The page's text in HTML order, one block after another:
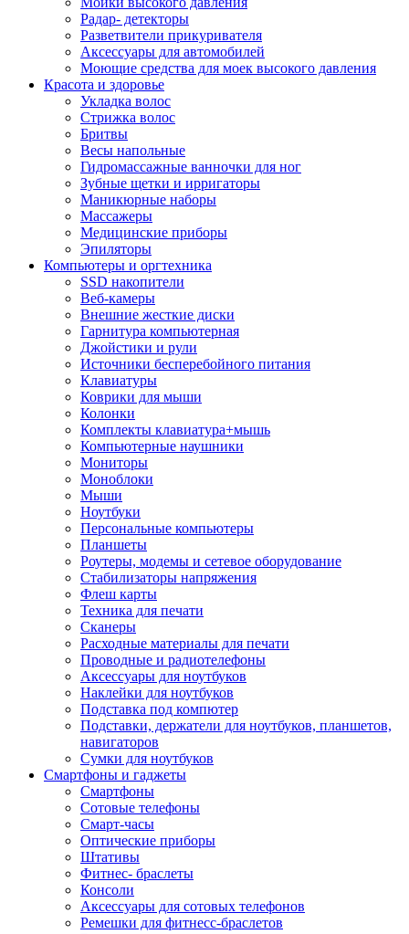
Радар- детекторы
Разветвители прикуривателя
Аксессуары для автомобилей
Моющие средства для моек высокого давления
Красота и здоровье
Укладка волос
Стрижка волос
Бритвы
Весы напольные
Гидромассажные ванночки для ног
Зубные щетки и ирригаторы
Маникюрные наборы
Массажеры
Медицинские приборы
Эпиляторы
Компьютеры и оргтехника
SSD накопители
Веб-камеры
Внешние жесткие диски
Гарнитура компьютерная
Джойстики и рули
Источники бесперебойного питания
Клавиатуры
Коврики для мыши
Колонки
Комплекты клавиатура+мышь
Компьютерные наушники
Мониторы
Моноблоки
Мыши
Ноутбуки
Персональные компьютеры
Планшеты
Роутеры, модемы и сетевое оборудование
Стабилизаторы напряжения
Флеш карты
Техника для печати
Сканеры
Расходные материалы для печати
Проводные и радиотелефоны
Аксессуары для ноутбуков
Наклейки для ноутбуков
Подставка под компютер
Подставки, держатели для ноутбуков, планшетов,
навигаторов
Сумки для ноутбуков
Смартфоны и гаджеты
Смартфоны
Сотовые телефоны
Смарт-часы
Оптические приборы
Штативы
Фитнес- браслеты
Консоли
Аксессуары для сотовых телефонов
Ремешки для фитнесс-браслетов